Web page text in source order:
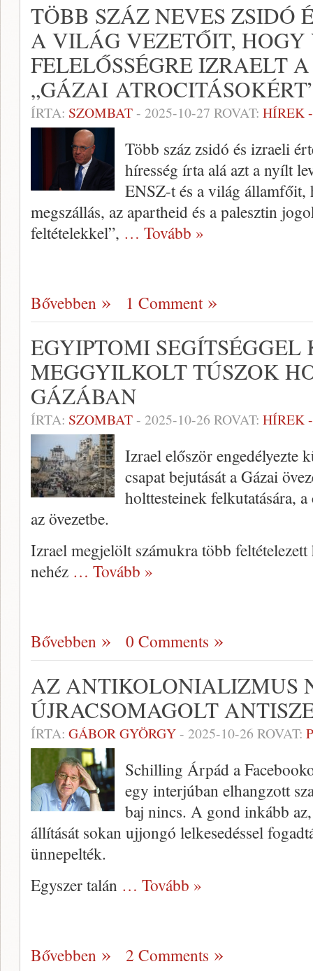
TÖBB SZÁZ NEVES ZSIDÓ
A VILÁG VEZETŐIT, HOGY
FELELŐSSÉGRE IZRAELT A
„GÁZAI
ÍRTA: SZOMBAT- 2025-10-27 ROVAT: HÍREK
Több száz zsidó és izraeli
híresség írta alá azt a nyílt
ENSZ-t és a világ államfőit,
megszállás, az apartheid és a palesztin
feltételekkel”, … Tovább »
Bővebben 1 Comment
EGYIPTOMI SEGÍTSÉGGEL
MEGGYILKOLT TÚSZOK
GÁZÁBAN
ÍRTA: SZOMBAT- 2025-10-26 ROVAT: HÍREK
Izrael először
csapat bejutását a Gázai
holttesteinek felkutatására,
az övezetbe.
Izrael megjelölt számukra több feltételezett
nehéz … Tovább »
Bővebben 0 Comments
AZ ANTIKOLONIALIZMUS
ÚJRACSOMAGOLT
ÍRTA: GÁBOR GYÖRGY- 2025-10-26 ROVAT:
Schilling Árpád a
egy interjúban elhangzott
baj nincs. A gond inkább
állítását sokan ujjongó lelkesedéssel
ünnepelték.
Egyszer talán … Tovább »
Bővebben 2 Comments